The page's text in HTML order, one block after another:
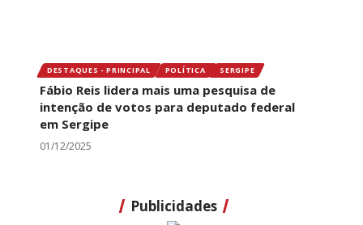
DESTAQUES - PRINCIPAL POLÍTICA SERGIPE
Fábio Reis lidera mais uma pesquisa de
intenção de votos para deputado federal
em Sergipe
01/12/2025
Publicidades